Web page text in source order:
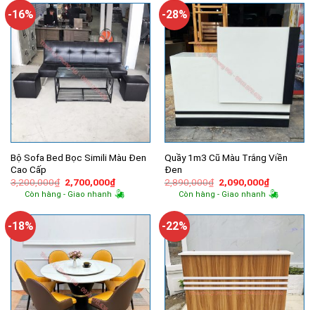
6,900,000₫.
-16%
Bộ Sofa Bed Bọc Simili Màu Đen
Cao Cấp
3,200,000₫ Giá
gốc
là:
2,700,000₫Giá
hiện
tại
2,700,000₫.
Còn hàng - Giao nhanh
-28%
Quầy 1m3 Cũ Màu Trắng Viền
Đen
2,890,000₫ Giá
gốc
là:
2,090,000₫Giá
hiện
tại
Còn hàng - Giao nhanh
-18% -22%